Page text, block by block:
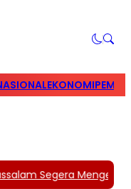
EKONOMIPEMILU
Segera